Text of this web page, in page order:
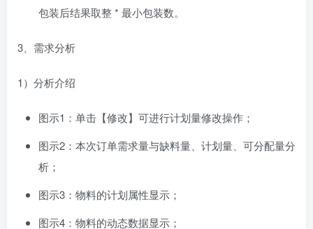
包装后结果取整 * 最小包装数。
3、需求分析
1）分析介绍
图示1：单击【修改】可进行计划量修改操作；
图示2：本次订单需求量与缺料量、计划量、可分配量分
析；
图示3：物料的计划属性显示；
图示4：物料的动态数据显示；